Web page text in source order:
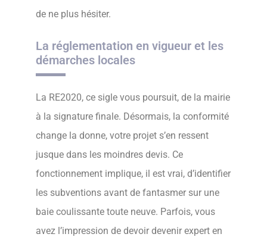
de ne plus hésiter.
La réglementation en vigueur et les
démarches locales
La RE2020, ce sigle vous poursuit, de la mairie
à la signature finale. Désormais, la conformité
change la donne, votre projet s’en ressent
jusque dans les moindres devis. Ce
fonctionnement implique, il est vrai, d’identifier
les subventions avant de fantasmer sur une
baie coulissante toute neuve. Parfois, vous
avez l’impression de devoir devenir expert en